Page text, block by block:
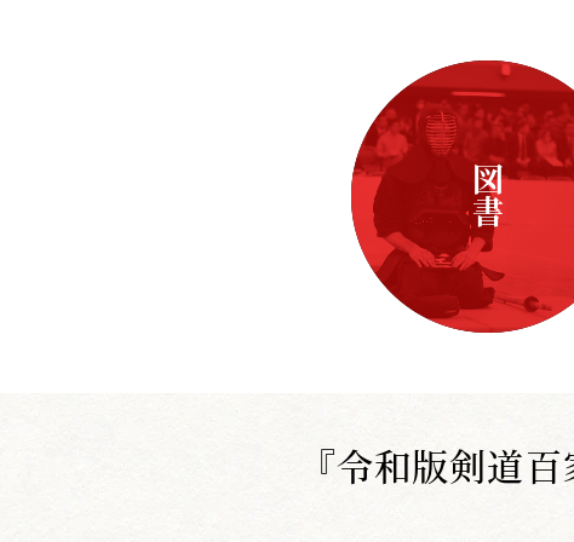
図書
『令和版剣道